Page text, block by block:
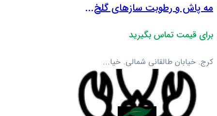
مه پاش و رطوبت سازهای گلخ...
برای قیمت تماس بگیرید
کرج. خیابان طالقانی شمالی. خیا...